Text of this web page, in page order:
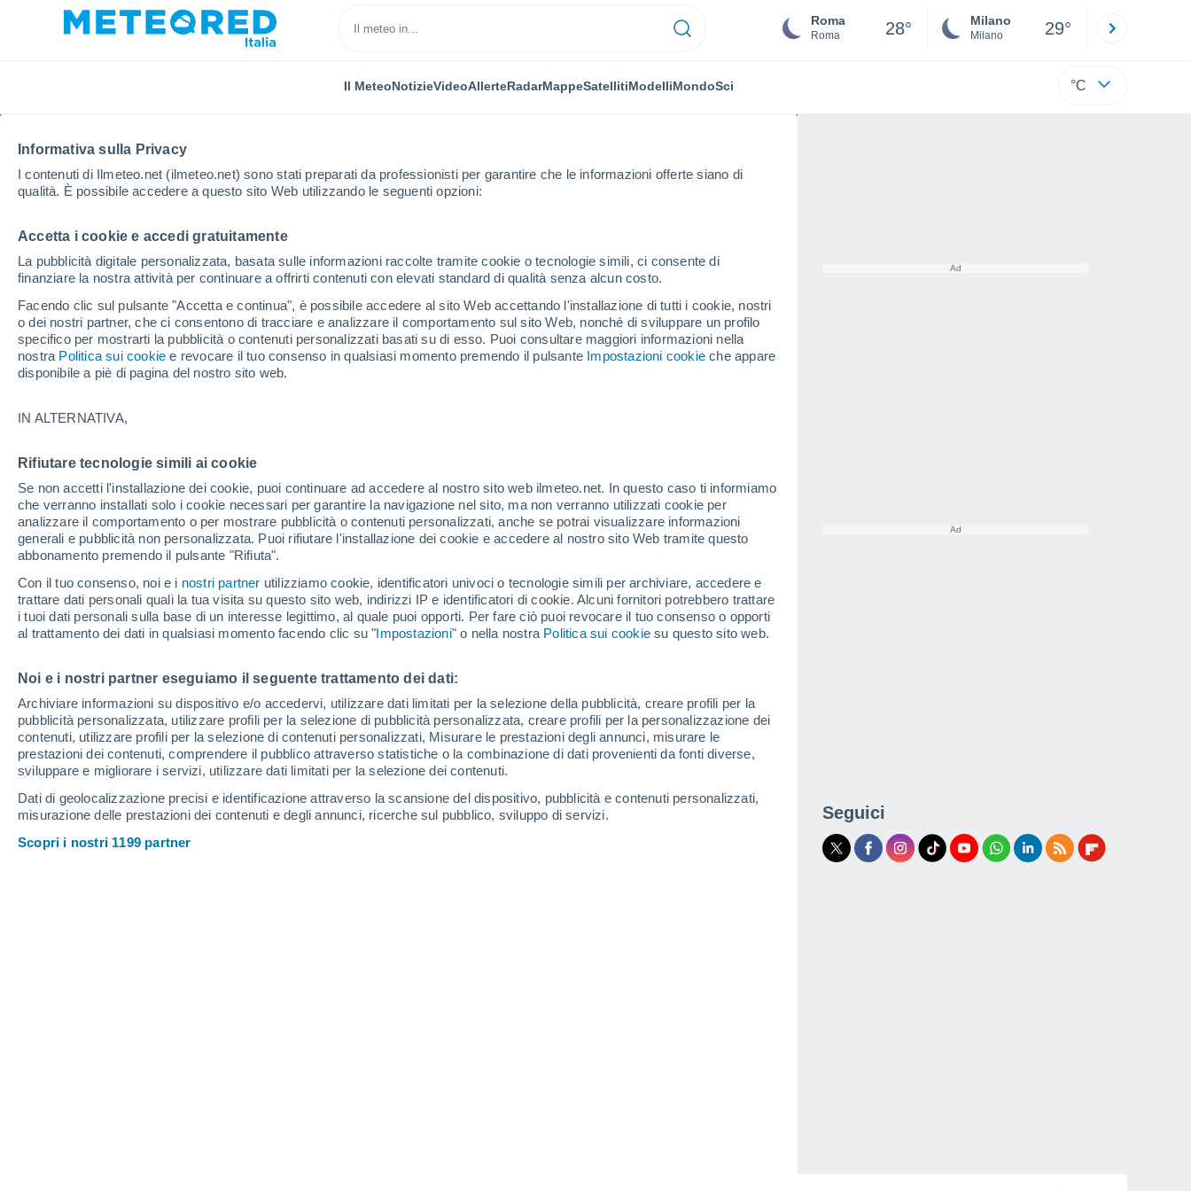
Informativa sulla Privacy
I contenuti di Ilmeteo.net (ilmeteo.net) sono stati preparati da professionisti per garantire che le informazioni offerte siano di
qualità. È possibile accedere a questo sito Web utilizzando le seguenti opzioni:
Accetta i cookie e accedi gratuitamente
La pubblicità digitale personalizzata, basata sulle informazioni raccolte tramite cookie o tecnologie simili, ci consente di
finanziare la nostra attività per continuare a offrirti contenuti con elevati standard di qualità senza alcun costo.
Facendo clic sul pulsante "Accetta e continua", è possibile accedere al sito Web accettando l'installazione di tutti i cookie, nostri
o dei nostri partner, che ci consentono di tracciare e analizzare il comportamento sul sito Web, nonché di sviluppare un profilo
specifico per mostrarti la pubblicità o contenuti personalizzati basati su di esso. Puoi consultare maggiori informazioni nella
nostra Politica sui cookie e revocare il tuo consenso in qualsiasi momento premendo il pulsante Impostazioni cookie che appare
disponibile a piè di pagina del nostro sito web.
IN ALTERNATIVA,
Rifiutare tecnologie simili ai cookie
Se non accetti l'installazione dei cookie, puoi continuare ad accedere al nostro sito web ilmeteo.net. In questo caso ti informiamo
che verranno installati solo i cookie necessari per garantire la navigazione nel sito, ma non verranno utilizzati cookie per
analizzare il comportamento o per mostrare pubblicità o contenuti personalizzati, anche se potrai visualizzare informazioni
generali e pubblicità non personalizzata. Puoi rifiutare l'installazione dei cookie e accedere al nostro sito Web tramite questo
abbonamento premendo il pulsante "Rifiuta".
Con il tuo consenso, noi e i nostri partner utilizziamo cookie, identificatori univoci o tecnologie simili per archiviare, accedere e
trattare dati personali quali la tua visita su questo sito web, indirizzi IP e identificatori di cookie. Alcuni fornitori potrebbero trattare
i tuoi dati personali sulla base di un interesse legittimo, al quale puoi opporti. Per fare ciò puoi revocare il tuo consenso o opporti
al trattamento dei dati in qualsiasi momento facendo clic su "Impostazioni" o nella nostra Politica sui cookie su questo sito web.
Noi e i nostri partner eseguiamo il seguente trattamento dei dati:
Archiviare informazioni su dispositivo e/o accedervi, utilizzare dati limitati per la selezione della pubblicità, creare profili per la
pubblicità personalizzata, utilizzare profili per la selezione di pubblicità personalizzata, creare profili per la personalizzazione dei
contenuti, utilizzare profili per la selezione di contenuti personalizzati, Misurare le prestazioni degli annunci, misurare le
prestazioni dei contenuti, comprendere il pubblico attraverso statistiche o la combinazione di dati provenienti da fonti diverse,
sviluppare e migliorare i servizi, utilizzare dati limitati per la selezione dei contenuti.
Dati di geolocalizzazione precisi e identificazione attraverso la scansione del dispositivo, pubblicità e contenuti personalizzati,
misurazione delle prestazioni dei contenuti e degli annunci, ricerche sul pubblico, sviluppo di servizi.
Scopri i nostri 1199 partner
Roma
Roma 28° Milano
Milano 29°
Il MeteoNotizieVideoAllerteRadarMappeSatellitiModelliMondoSci °C
Home Venezuela
Il Meteo in Venezuela
Oggi, 7 agosto Tutto il giorno Simbolo
Maracaibo
30°
21°
32°
23°
La Toscana
30°
24°
Elorza
Santa Elena
de Uairen
23°
San
Fernando de
Atabapo
28°
23°
27°
San
Cristóbal
Ciudad
Bolívar
23°
Caicara de
Orinoco
31°
Ayacucho
22°
Barquisimeto
Caracas
Stati Venezuela
Seguici